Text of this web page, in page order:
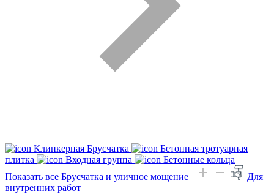
Клинкерная Брусчатка
Бетонная тротуарная
плитка
Входная группа
Бетонные кольца
Показать все Брусчатка и уличное мощение
Для
внутренних работ